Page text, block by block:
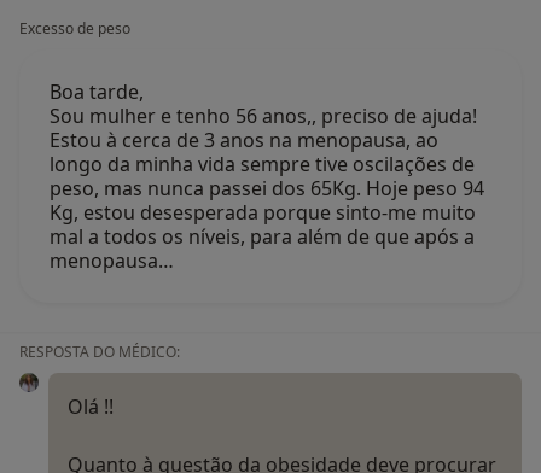
Excesso de peso
Boa tarde,
Sou mulher e tenho 56 anos,, preciso de ajuda!
Estou à cerca de 3 anos na menopausa, ao
longo da minha vida sempre tive oscilações de
peso, mas nunca passei dos 65Kg. Hoje peso 94
Kg, estou desesperada porque sinto-me muito
mal a todos os níveis, para além de que após a
menopausa…
RESPOSTA DO MÉDICO:
Olá !!
Quanto à questão da obesidade deve procurar